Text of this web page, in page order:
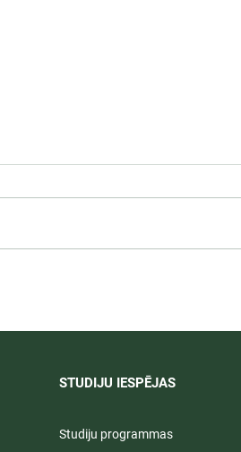
STUDIJU IESPĒJAS
Studiju programmas